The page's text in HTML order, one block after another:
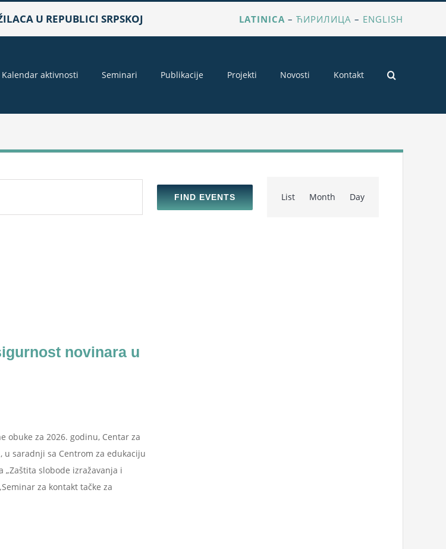
U REPUBLICI SRPSKOJ LATINICA –ЋИРИЛИЦА – ENGLISH
Kalendar aktivnosti Seminari Publikacije Projekti Novosti Kontakt
FIND EVENTS
Views
List Month Day
novinara u
obuke za 2026. godinu, Centar za
saradnji sa Centrom za edukaciju
„Zaštita slobode izražavanja i
za kontakt tačke za